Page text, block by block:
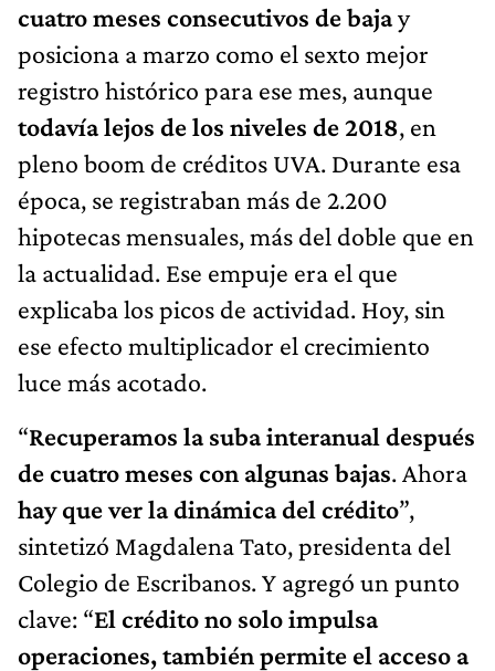
cuatro meses consecutivos de bajay
posiciona a marzo como el sexto mejor
registro histórico para ese mes, aunque
todavía lejos de los niveles de 2018, en
pleno boom de créditos UVA. Durante esa
época, se registraban más de 2.200
hipotecas mensuales, más del doble que en
la actualidad. Ese empuje era el que
explicaba los picos de actividad. Hoy, sin
ese efecto multiplicador el crecimiento
luce más acotado.
“Recuperamos la suba interanual después
de cuatro meses con algunas bajas. Ahora
hay que ver la dinámica del crédito”,
sintetizó Magdalena Tato, presidenta del
Colegio de Escribanos. Y agregó un punto
clave: “El crédito no solo impulsa
operaciones, también permite el acceso a